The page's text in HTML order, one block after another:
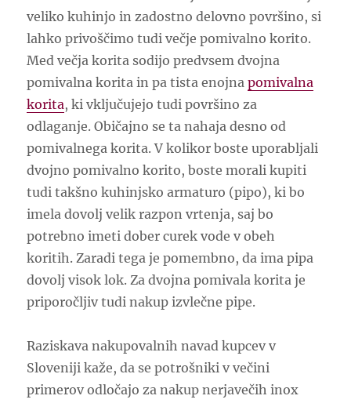
veliko kuhinjo in zadostno delovno površino, si
lahko privoščimo tudi večje pomivalno korito.
Med večja korita sodijo predvsem dvojna
pomivalna korita in pa tista enojnapomivalna
korita, ki vključujejo tudi površino za
odlaganje. Običajno se ta nahaja desno od
pomivalnega korita. V kolikor boste uporabljali
dvojno pomivalno korito, boste morali kupiti
tudi takšno kuhinjsko armaturo (pipo), ki bo
imela dovolj velik razpon vrtenja, saj bo
potrebno imeti dober curek vode v obeh
koritih. Zaradi tega je pomembno, da ima pipa
dovolj visok lok. Za dvojna pomivala korita je
priporočljiv tudi nakup izvlečne pipe.
Raziskava nakupovalnih navad kupcev v
Sloveniji kaže, da se potrošniki v večini
primerov odločajo za nakup nerjavečih inox